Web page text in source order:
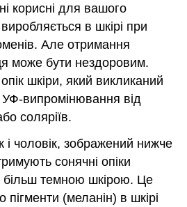
корисні для вашого
виробляється в шкірі при
Але отримання
може бути нездоровим.
шкіри, який викликаний
випромінювання від
соляріїв.
і чоловік, зображений нижче
сонячні опіки
темною шкірою. Це
(меланін) в шкірі